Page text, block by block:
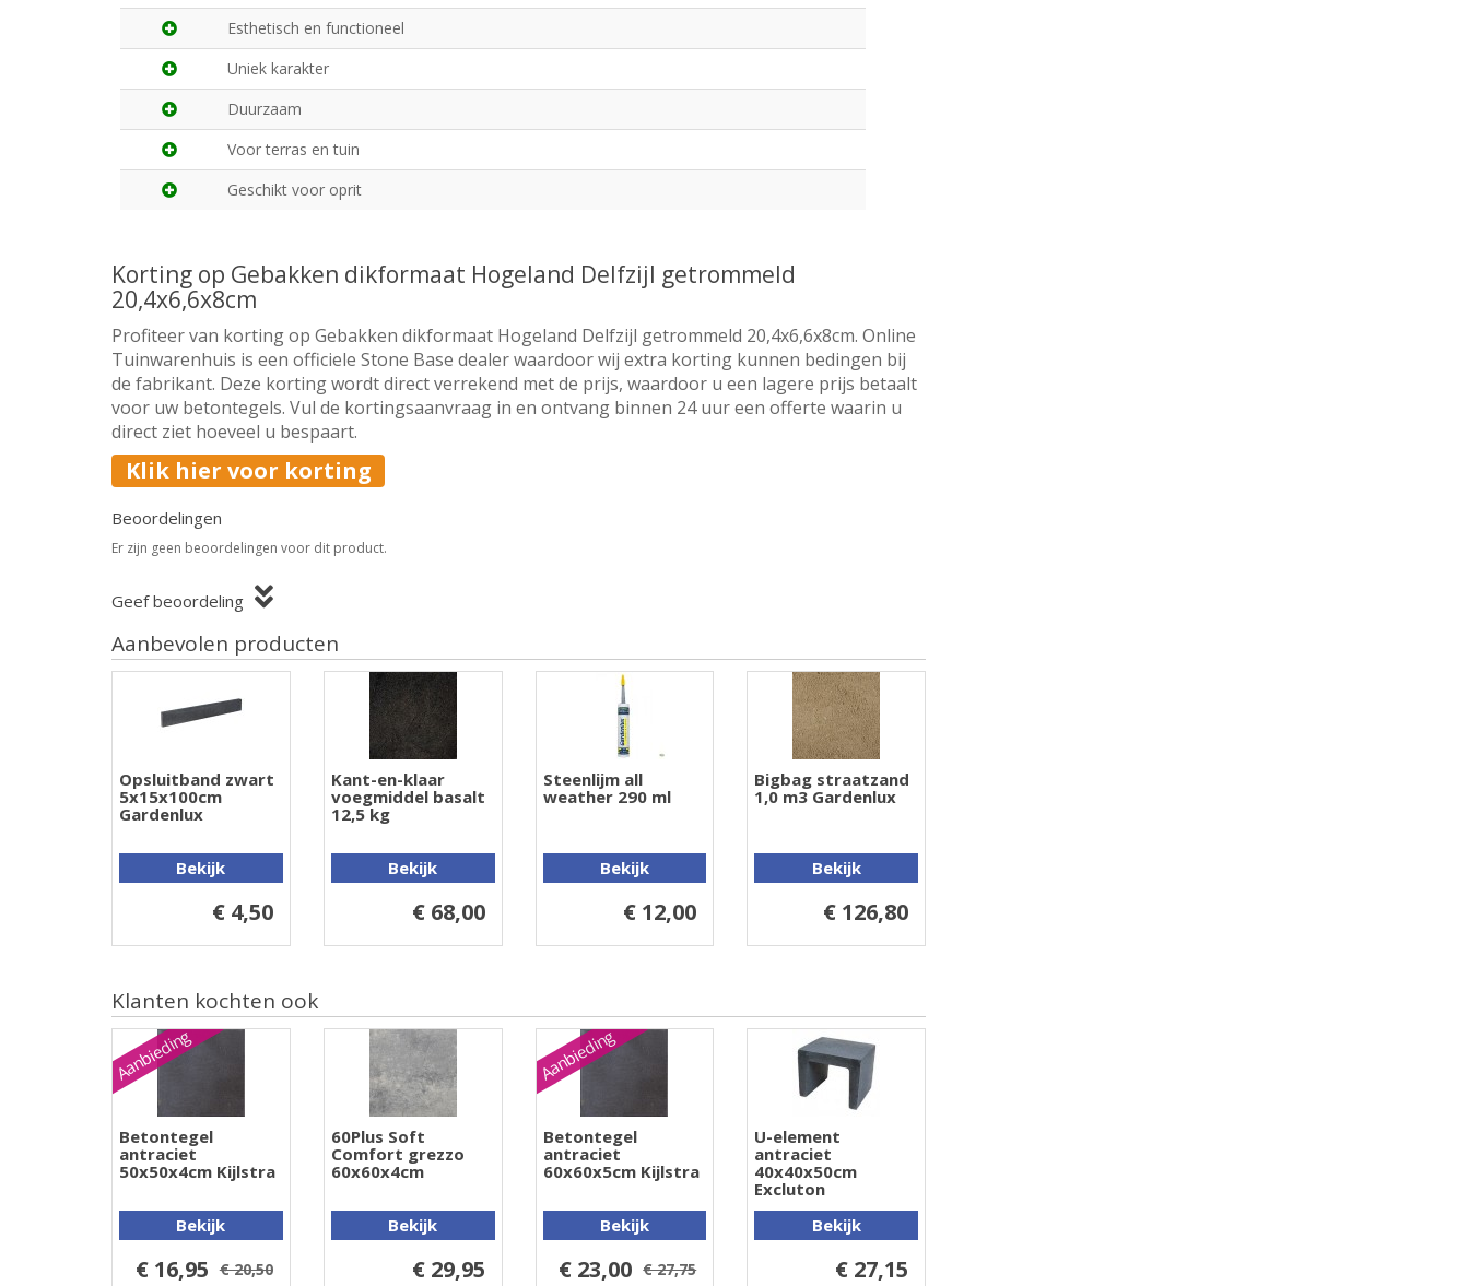
Esthetisch en functioneel
Uniek karakter
Duurzaam
Voor terras en tuin
Geschikt voor oprit
Korting op Gebakken dikformaat Hogeland Delfzijl getrommeld
20,4x6,6x8cm
Profiteer van korting op Gebakken dikformaat Hogeland Delfzijl getrommeld 20,4x6,6x8cm. Online
Tuinwarenhuis is een officiele Stone Base dealer waardoor wij extra korting kunnen bedingen bij
de fabrikant. Deze korting wordt direct verrekend met de prijs, waardoor u een lagere prijs betaalt
voor uw betontegels. Vul de kortingsaanvraag in en ontvang binnen 24 uur een offerte waarin u
direct ziet hoeveel u bespaart.
Klik hier voor korting
Beoordelingen
Er zijn geen beoordelingen voor dit product.
Geef beoordeling
Aanbevolen producten
Opsluitband zwart
5x15x100cm
Gardenlux
Bekijk
€ 4,50
Kant-en-klaar
voegmiddel basalt
12,5 kg
Bekijk
€ 68,00
Steenlijm all
weather 290 ml
Bekijk
€ 12,00
Bigbag straatzand
1,0 m3 Gardenlux
Bekijk
€ 126,80
Klanten kochten ook
Aanbieding
Betontegel
antraciet
50x50x4cm Kijlstra
Bekijk
€ 16,95 € 20,50
60Plus Soft
Comfort grezzo
60x60x4cm
Bekijk
€ 29,95
Aanbieding
Betontegel
antraciet
60x60x5cm Kijlstra
Bekijk
€ 23,00 € 27,75
U-element
antraciet
40x40x50cm
Excluton
Bekijk
€ 27,15